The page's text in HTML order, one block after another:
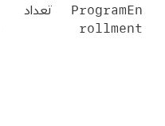
ProgramEn
rollment
تعداد